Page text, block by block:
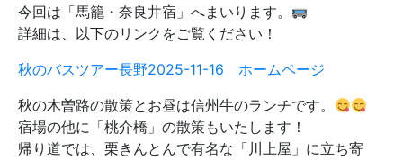
今回は「馬籠・奈良井宿」へまいります。
詳細は、以下のリンクをご覧ください！
秋のバスツアー長野2025-11-16 ホームページ
秋の木曽路の散策とお昼は信州牛のランチです。
宿場の他に「桃介橋」の散策もいたします！
帰り道では、栗きんとんで有名な「川上屋」に立ち寄